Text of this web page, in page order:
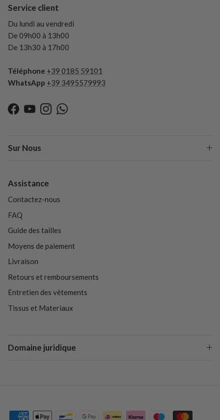
Service client
Du lundi au vendredi
De 09h00 à 13h00
De 13h30 à 17h00
Téléphone +39 0185 59101
WhatsApp +39 3495579993
Facebook
YouTubeInstagramWhatsApp
Sur Nous
Assistance
Contactez-nous
FAQ
Guide des tailles
Moyens de paiement
Livraison
Retours et remboursements
Entretien des vêtements
Tissus et Materiaux
Domaine juridique